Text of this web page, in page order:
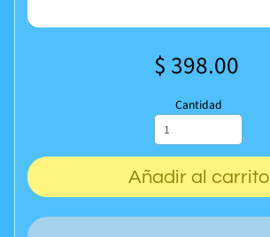
$ 398.00
Cantidad
Añadir al carrito